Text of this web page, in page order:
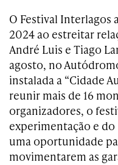
O Festival Interlagos
2024 ao estreitar
André Luis e Tiago
agosto, no
instalada a “Cidade
reunir mais de 16
organizadores, o
experimentação e do
uma oportunidade
movimentarem as